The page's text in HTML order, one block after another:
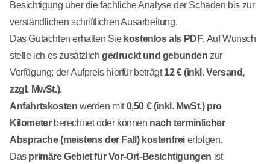
Besichtigung über die fachliche Analyse der Schäden bis zur
verständlichen schriftlichen Ausarbeitung.
Das Gutachten erhalten Sie kostenlos als PDF. Auf Wunsch
stelle ich es zusätzlich gedruckt und gebunden zur
Verfügung; der Aufpreis hierfür beträgt12 € (inkl. Versand,
zzgl. MwSt.).
Anfahrtskosten werden mit0,50 € (inkl. MwSt.) pro
Kilometerberechnet oder können nach terminlicher
Absprache (meistens der Fall) kostenfrei erfolgen.
Das primäre Gebiet für Vor-Ort-Besichtigungen ist